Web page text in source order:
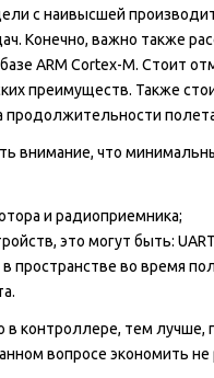
с наивысшей
Конечно, важно также
ARM Cortex-M. Стоит
преимуществ. Также
продолжительности
внимание, что
и радиоприемника;
это могут быть: UART,
пространстве во время
тем лучше,
вопросе экономить не